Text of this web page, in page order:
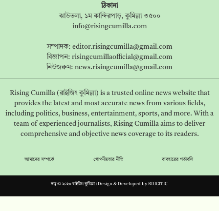
ঠিকানা
ঝাউতলা, ১ম কান্দিরপাড়, কুমিল্লা ৩৫০০
info@risingcumilla.com
সম্পাদক: editor.risingcumilla@gmail.com
বিজ্ঞাপন: risingcumillaofficial@gmail.com
নিউজরুম: news.risingcumilla@gmail.com
Rising Cumilla (রাইজিং কুমিল্লা) is a trusted online news website that
provides the latest and most accurate news from various fields,
including politics, business, entertainment, sports, and more. With a
team of experienced journalists, Rising Cumilla aims to deliver
comprehensive and objective news coverage to its readers.
আমাদের সম্পর্কে গোপনীয়তার নীতি ব্যবহারের শর্তাবলি
স্বত্ব © ২০২৩ রাইজিং কুমিল্লা। Design & Developed byBDIGITIC